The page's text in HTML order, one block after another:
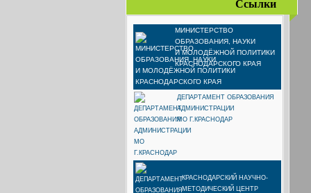
Ссылки
МИНИСТЕРСТВО
ОБРАЗОВАНИЯ, НАУКИ
И МОЛОДЁЖНОЙ ПОЛИТИКИ
КРАСНОДАРСКОГО КРАЯ
ДЕПАРТАМЕНТ ОБРАЗОВАНИЯ
АДМИНИСТРАЦИИ
МО Г.КРАСНОДАР
КРАСНОДАРСКИЙ НАУЧНО-
МЕТОДИЧЕСКИЙ ЦЕНТР